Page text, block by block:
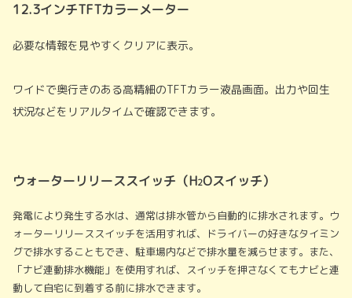
12.3インチTFTカラーメーター
必要な情報を見やすくクリアに表示。
ワイドで奥行きのある高精細のTFTカラー液晶画面。出力や回生
状況などをリアルタイムで確認できます。
ウォーターリリーススイッチ（H2Oスイッチ）
発電により発生する水は、通常は排水管から自動的に排水されます。ウ
ォーターリリーススイッチを活用すれば、ドライバーの好きなタイミン
グで排水することもでき、駐車場内などで排水量を減らせます。また、
「ナビ連動排水機能」を使用すれば、スイッチを押さなくてもナビと連
動して自宅に到着する前に排水できます。